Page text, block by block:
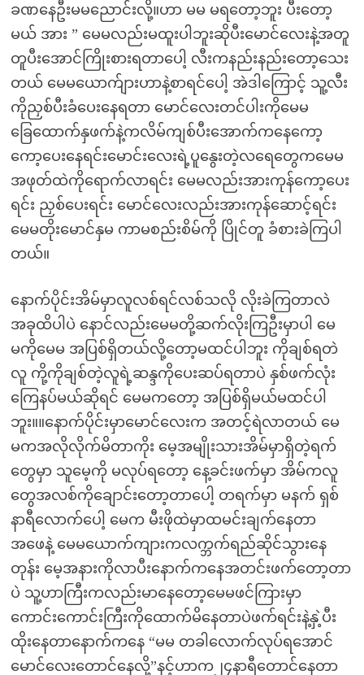
ခဏနေဦးမမညောင်းလို့။ဟာ မမ မရတော့ဘူး ပီးတော့
မယ် အား ” မေမလည်းမထူးပါဘူးဆိုပီးမောင်လေးနဲ့အတူ
တူပီးအောင်ကြိုးစားရတာပေါ့ လီးကနည်းနည်းတော့သေး
တယ် မေမယောက်ျားဟာနဲ့စာရင်ပေါ့ အဲဒါကြောင့် သူ့လီး
ကိုညှစ်ပီးခံပေးနေရတာ မောင်လေးတင်ပါးကိုမေမ
ခြေထောက်နှဖက်နဲ့ကလိမ်ကျစ်ပီးအောက်ကနေကော့
ကော့ပေးနေရင်းမောင်းလေးရဲ့ပူနွေးတဲ့လရေတွေကမေမ
အဖုတ်ထဲကိုရောက်လာရင်း မေမလည်းအားကုန်ကော့ပေး
ရင်း ညှစ်ပေးရင်း မောင်လေးလည်းအားကုန်ဆောင့်ရင်း
မေမတိုးမောင်နှမ ကာမစည်းစိမ်ကို ပြိုင်တူ ခံစားခဲကြပါ
တယ်။
နောက်ပိုင်းအိမ်မှာလူလစ်ရင်လစ်သလို လိုးခဲကြတာလဲ
အခုထိပါပဲ နောင်လည်းမေမတို့ဆက်လိုးကြဦးမှာပါ မေ
မကိုမေမ အပြစ်ရှိတယ်လို့တော့မထင်ပါဘူး ကိုချစ်ရတဲ
လူ ကို့ကိုချစ်တဲ့လူရဲ့ဆန္ဒကိုပေးဆပ်ရတာပဲ နှစ်ဖက်လုံး
ကြေနပ်မယ်ဆိုရင် မေမကတော့ အပြစ်ရှိမယ်မထင်ပါ
ဘူး။။နောက်ပိုင်းမှာမောင်လေးက အတင့်ရဲလာတယ် မေ
မကအလိုလိုက်မိတာကိုး မေ့အမျိုးသားအိမ်မှာရှိတဲ့ရက်
တွေမှာ သူမေ့ကို မလုပ်ရတော့ နေ့ခင်းဖက်မှာ အိမ်ကလူ
တွေအလစ်ကိုချောင်းတော့တာပေါ့ တရက်မှာ မနက် ရှစ်
နာရီလောက်ပေါ့ မေက မီးဖိုထဲမှာထမင်းချက်နေတာ
အဖေနဲ့ မေမယောက်ကျားကလက္ဘက်ရည်ဆိုင်သွားနေ
တုန်း မေ့အနားကိုလာပီးနောက်ကနေအတင်းဖက်တော့တာ
ပဲ သူ့ဟာကြီးကလည်းမာနေတော့မေမဖင်ကြားမှာ
ကောင်းကောင်းကြီးကိုထောက်မိနေတာပဲဖက်ရင်းနဲ့နှဲ့ပီး
ထိုးနေတာနောက်ကနေ “မမ တခါလောက်လုပ်ရအောင်
မောင်လေးတောင်နေလို့”နင့်ဟာက၂၄နာရီတောင်နေတာ